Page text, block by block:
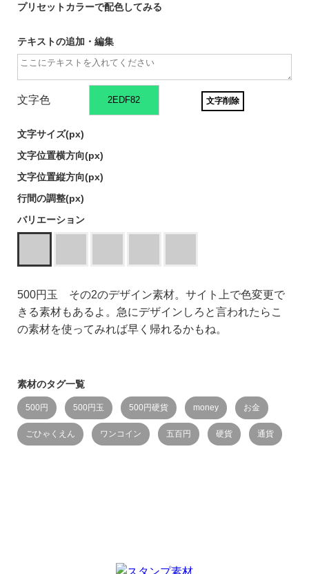
プリセットカラーで配色してみる
テキストの追加・編集
文字色 文字削除
文字サイズ(px)
文字位置横方向(px)
文字位置縦方向(px)
行間の調整(px)
バリエーション
500円玉 その2のデザイン素材。サイト上で色変更で
きる素材もあるよ。急にデザインしろと言われたらこ
の素材を使ってみれば早く帰れるかもね。
素材のタグ一覧
500円 500円玉 500円硬貨 money お金
ごひゃくえん ワンコイン 五百円 硬貨 通貨